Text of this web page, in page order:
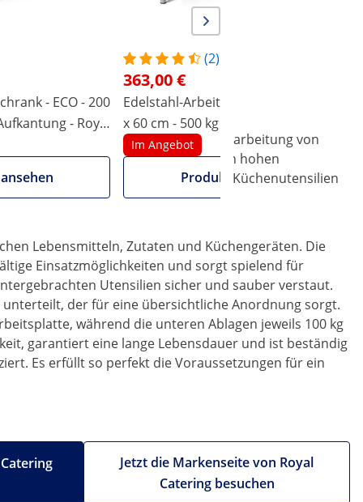
- ECO - 200
- Royal
(2)
363,00 €
Edelstahl-Arbeitsschrank - ECO - 200
x 60 cm - 500 kg - Royal Catering
Im Angebot
Produkt ansehen
hygienischen Umgang bei der Verarbeitung von
Küche und entspricht speziell den hohen
den einfachen Austausch von Küchenutensilien
Lebensmitteln, Zutaten und Küchengeräten. Die
Einsatzmöglichkeiten und sorgt spielend für
Utensilien sicher und sauber verstaut.
der für eine übersichtliche Anordnung sorgt.
während die unteren Ablagen jeweils 100 kg
garantiert eine lange Lebensdauer und ist beständig
Es erfüllt so perfekt die Voraussetzungen für ein
Jetzt die Markenseite von Royal
Catering besuchen